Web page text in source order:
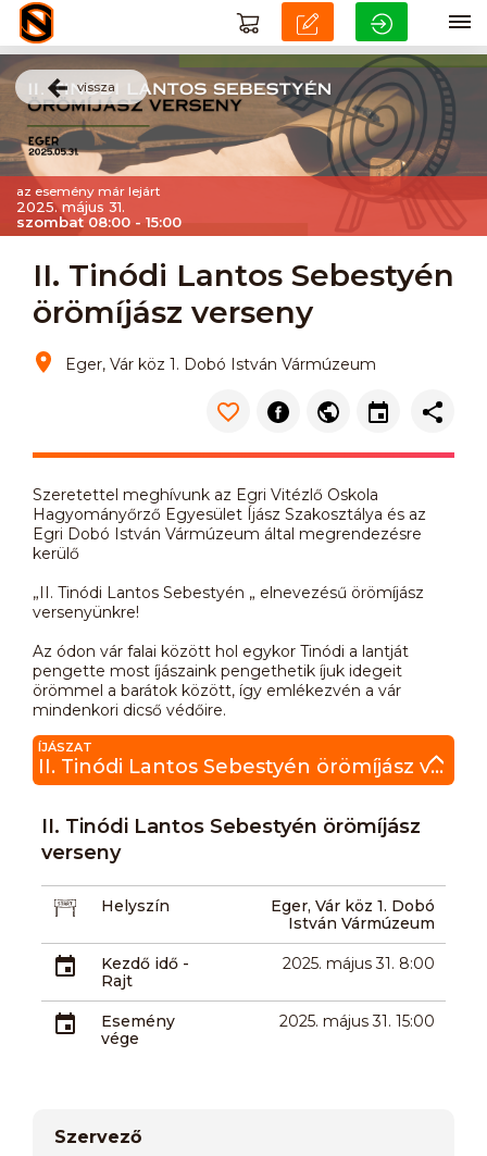
vissza
az esemény már lejárt
2025. május 31.
szombat 08:00 - 15:00
II. Tinódi Lantos Sebestyén
örömíjász verseny
Eger, Vár köz 1. Dobó István Vármúzeum
Szeretettel meghívunk az Egri Vitézlő Oskola
Hagyományőrző Egyesület Íjász Szakosztálya és az
Egri Dobó István Vármúzeum által megrendezésre
kerülő
„II. Tinódi Lantos Sebestyén „ elnevezésű örömíjász
versenyünkre!
Az ódon vár falai között hol egykor Tinódi a lantját
pengette most íjászaink pengethetik íjuk idegeit
örömmel a barátok között, így emlékezvén a vár
mindenkori dicső védőire.
ÍJÁSZAT
II. Tinódi Lantos Sebestyén örömíjász verseny
II. Tinódi Lantos Sebestyén örömíjász
verseny
Helyszín
Eger, Vár köz 1. Dobó
István Vármúzeum
Kezdő idő -
Rajt
2025. május 31. 8:00
Esemény
vége
2025. május 31. 15:00
Szervező